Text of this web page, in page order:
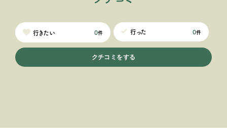
行きたい 0件 行った 0件
クチコミをする